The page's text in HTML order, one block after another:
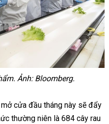
Ảnh: Bloomberg.
cửa đầu tháng này sẽ đẩy
thường niên là 684 cây rau